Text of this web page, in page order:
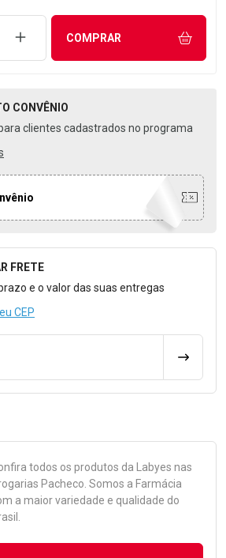
UNIDADEAUMENTAR UMA UNIDADE
COMPRAR
CONVÊNIO
clientes cadastrados no programa
Calcular o Frete
FRETE
e o valor das suas entregas
CEP
todos os produtos da Labyes nas
Pacheco. Somos a Farmácia
a maior variedade e qualidade do